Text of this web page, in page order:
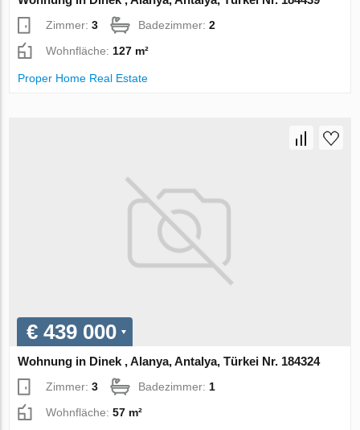
Zimmer:3 Badezimmer:2
Wohnfläche: 127 m²
Proper Home Real Estate
€ 439 000
Wohnung in Dinek , Alanya, Antalya, Türkei Nr. 184324
Zimmer:3 Badezimmer: 1
Wohnfläche:57 m²